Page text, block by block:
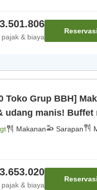
& biaya
Reservasi
Toko Grup BBH]
udang manis! Buffet
sepuasn [Makan
Makanan Sarapan
& biaya
Reservasi